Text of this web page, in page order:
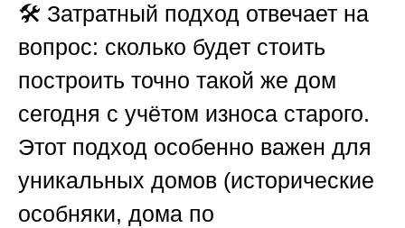
🛠️ Затратный подход отвечает на
вопрос: сколько будет стоить
построить точно такой же дом
сегодня с учётом износа старого.
Этот подход особенно важен для
уникальных домов (исторические
особняки, дома по